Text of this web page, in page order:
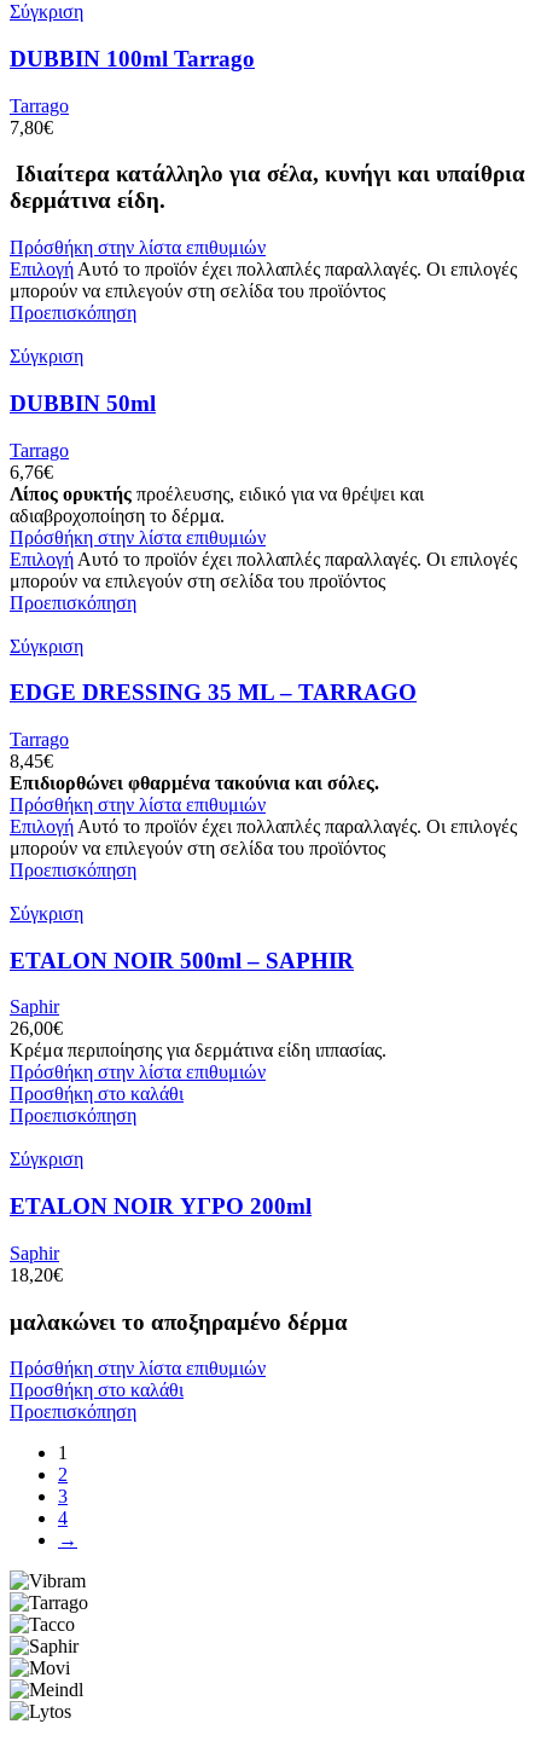
Σύγκριση
DUBBIN 100ml Tarrago
Tarrago
7,80€
Ιδιαίτερα κατάλληλο για σέλα, κυνήγι και υπαίθρια
δερμάτινα είδη.
Πρόσθήκη στην λίστα επιθυμιών
Επιλογή Αυτό το προϊόν έχει πολλαπλές παραλλαγές. Οι επιλογές
μπορούν να επιλεγούν στη σελίδα του προϊόντος
Προεπισκόπηση
Σύγκριση
DUBBIN 50ml
Tarrago
6,76€
Λίπος ορυκτής προέλευσης, ειδικό για να θρέψει και
αδιαβροχοποίηση το δέρμα.
Πρόσθήκη στην λίστα επιθυμιών
Επιλογή Αυτό το προϊόν έχει πολλαπλές παραλλαγές. Οι επιλογές
μπορούν να επιλεγούν στη σελίδα του προϊόντος
Προεπισκόπηση
Σύγκριση
EDGE DRESSING 35 ML – TARRAGO
Tarrago
8,45€
Επιδιορθώνει φθαρμένα τακούνια και σόλες.
Πρόσθήκη στην λίστα επιθυμιών
Επιλογή Αυτό το προϊόν έχει πολλαπλές παραλλαγές. Οι επιλογές
μπορούν να επιλεγούν στη σελίδα του προϊόντος
Προεπισκόπηση
Σύγκριση
ETALON NOIR 500ml – SAPHIR
Saphir
26,00€
Κρέμα περιποίησης για δερμάτινα είδη ιππασίας.
Πρόσθήκη στην λίστα επιθυμιών
Προσθήκη στο καλάθι
Προεπισκόπηση
Σύγκριση
ETALON NOIR ΥΓΡΟ 200ml
Saphir
18,20€
μαλακώνει το αποξηραμένο δέρμα
Πρόσθήκη στην λίστα επιθυμιών
Προσθήκη στο καλάθι
Προεπισκόπηση
1
2
3
4
→